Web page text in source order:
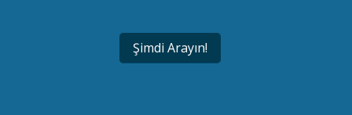
Şimdi Arayın!